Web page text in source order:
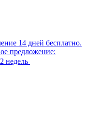
14 дней бесплатно.
предложение:
недель